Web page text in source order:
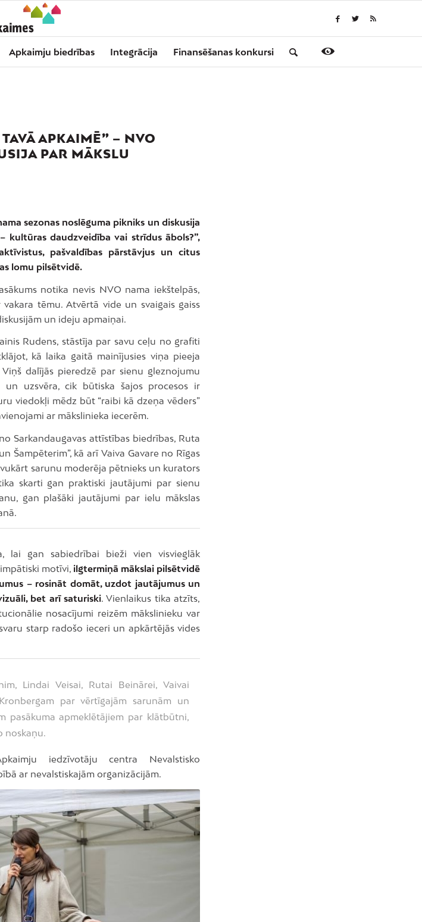
Apkaimju biedrības Integrācija Finansēšanas konkursi
APKAIMĒ” – NVO
PAR MĀKSLU
sezonas noslēguma pikniks un diskusija
kultūras daudzveidība vai strīdus ābols?”,
pašvaldības pārstāvjus un citus
lomu pilsētvidē.
notika nevis NVO nama iekštelpās,
tēmu. Atvērtā vide un svaigais gaiss
un ideju apmaiņai.
Rudens, stāstīja par savu ceļu no grafiti
kā laika gaitā mainījusies viņa pieeja
dalījās pieredzē par sienu gleznojumu
un uzsvēra, cik būtiska šajos procesos ir
viedokļi mēdz būt “raibi kā dzeņa vēders”
ar mākslinieka iecerēm.
Sarkandaugavas attīstības biedrības, Ruta
Šampēterim”, kā arī Vaiva Gavare no Rīgas
sarunu moderēja pētnieks un kurators
skarti gan praktiski jautājumi par sienu
gan plašāki jautājumi par ielu mākslas
lai gan sabiedrībai bieži vien visvieglāk
motīvi, ilgtermiņā mākslai pilsētvidē
– rosināt domāt, uzdot jautājumus un
bet arī saturiski. Vienlaikus tika atzīts,
nosacījumi reizēm mākslinieku var
starp radošo ieceri un apkārtējās vides
Lindai Veisai, Rutai Beinārei, Vaivai
par vērtīgajām sarunām un
pasākuma apmeklētājiem par klātbūtni,
noskaņu.
iedzīvotāju centra Nevalstisko
ar nevalstiskajām organizācijām.